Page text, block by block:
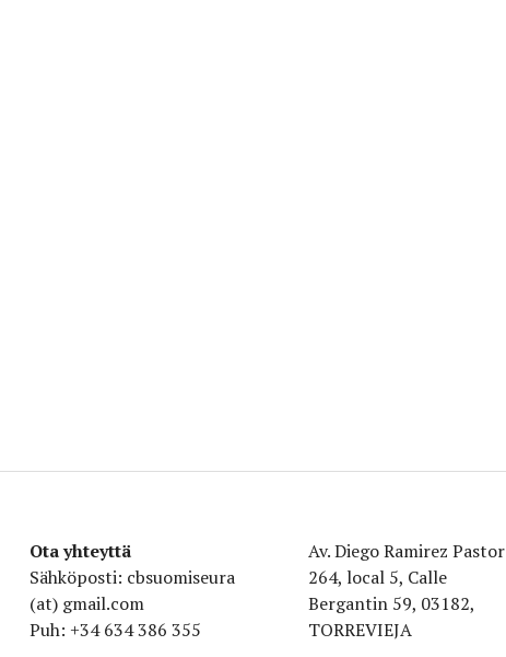
Ota yhteyttä
Sähköposti: cbsuomiseura
(at) gmail.com
Puh: +34 634 386 355
Av. Diego Ramirez Pastor
264, local 5, Calle
Bergantin 59, 03182,
TORREVIEJA